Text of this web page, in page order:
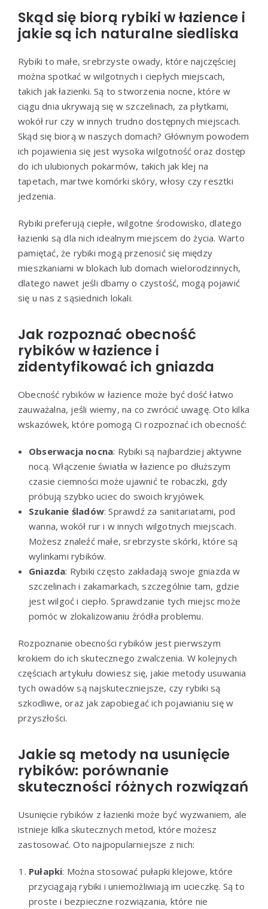
Skąd się biorą rybiki w łazience i
jakie są ich naturalne siedliska
Rybiki to małe, srebrzyste owady, które najczęściej
można spotkać w wilgotnych i ciepłych miejscach,
takich jak łazienki. Są to stworzenia nocne, które w
ciągu dnia ukrywają się w szczelinach, za płytkami,
wokół rur czy w innych trudno dostępnych miejscach.
Skąd się biorą w naszych domach? Głównym powodem
ich pojawienia się jest wysoka wilgotność oraz dostęp
do ich ulubionych pokarmów, takich jak klej na
tapetach, martwe komórki skóry, włosy czy resztki
jedzenia.
Rybiki preferują ciepłe, wilgotne środowisko, dlatego
łazienki są dla nich idealnym miejscem do życia. Warto
pamiętać, że rybiki mogą przenosić się między
mieszkaniami w blokach lub domach wielorodzinnych,
dlatego nawet jeśli dbamy o czystość, mogą pojawić
się u nas z sąsiednich lokali.
Jak rozpoznać obecność
rybików w łazience i
zidentyfikować ich gniazda
Obecność rybików w łazience może być dość łatwo
zauważalna, jeśli wiemy, na co zwrócić uwagę. Oto kilka
wskazówek, które pomogą Ci rozpoznać ich obecność:
Obserwacja nocna: Rybiki są najbardziej aktywne
nocą. Włączenie światła w łazience po dłuższym
czasie ciemności może ujawnić te robaczki, gdy
próbują szybko uciec do swoich kryjówek.
Szukanie śladów: Sprawdź za sanitariatami, pod
wanna, wokół rur i w innych wilgotnych miejscach.
Możesz znaleźć małe, srebrzyste skórki, które są
wylinkami rybików.
Gniazda: Rybiki często zakładają swoje gniazda w
szczelinach i zakamarkach, szczególnie tam, gdzie
jest wilgoć i ciepło. Sprawdzanie tych miejsc może
pomóc w zlokalizowaniu źródła problemu.
Rozpoznanie obecności rybików jest pierwszym
krokiem do ich skutecznego zwalczenia. W kolejnych
częściach artykułu dowiesz się, jakie metody usuwania
tych owadów są najskuteczniejsze, czy rybiki są
szkodliwe, oraz jak zapobiegać ich pojawianiu się w
przyszłości.
Jakie są metody na usunięcie
rybików: porównanie
skuteczności różnych rozwiązań
Usunięcie rybików z łazienki może być wyzwaniem, ale
istnieje kilka skutecznych metod, które możesz
zastosować. Oto najpopularniejsze z nich:
Pułapki: Można stosować pułapki klejowe, które
przyciągają rybiki i uniemożliwiają im ucieczkę. Są to
proste i bezpieczne rozwiązania, które nie